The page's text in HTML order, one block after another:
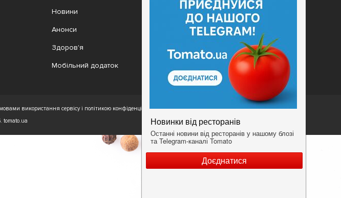
Новини
Анонси
Здоров'я
Мобільний додаток
Конфіденційність
Умови
використання сервісу і політикою конфіденційності.
tomato.ua